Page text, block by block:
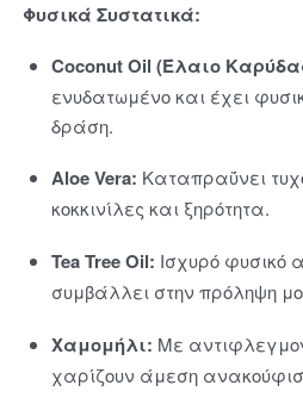
Φυσικά Συστατικά:
Coconut Oil (Έλαιο
ενυδατωμένο και έχει
δράση.
Aloe Vera: Καταπραΰνει
κοκκινίλες και ξηρότητα.
Tea Tree Oil: Ισχυρό φυσικό
συμβάλλει στην πρόληψη
Χαμομήλι: Με
χαρίζουν άμεση